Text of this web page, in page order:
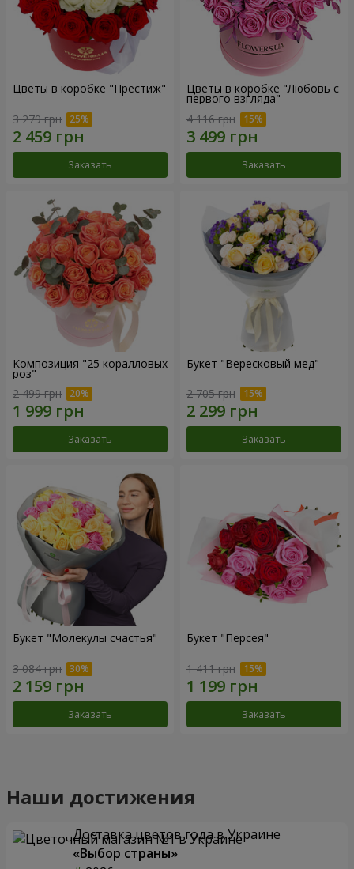
Цветы в коробке "Престиж"
3 279 грн
Заказать
Цветы в коробке "Любовь с
первого взгляда"
4 116 грн
Заказать
Композиция "25 коралловых
роз"
2 499 грн
Заказать
Букет "Вересковый мед"
2 705 грн
Заказать
Букет "Молекулы счастья"
3 084 грн
Заказать
Букет "Персея"
1 411 грн
Заказать
Наши достижения
Доставка цветов года в Украине
«Выбор страны»